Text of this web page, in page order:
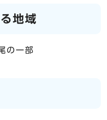
地域
の一部